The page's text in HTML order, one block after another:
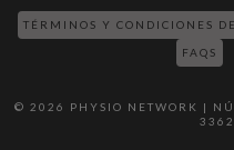
TÉRMINOS Y CONDICIONES
FAQS
© 2026 PHYSIO NETWORK |